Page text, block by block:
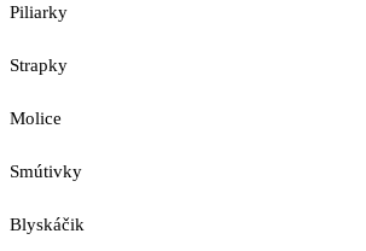
Piliarky
Strapky
Molice
Smútivky
Blyskáčik